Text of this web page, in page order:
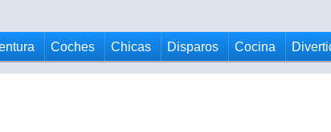
Coches Chicas Disparos Cocina